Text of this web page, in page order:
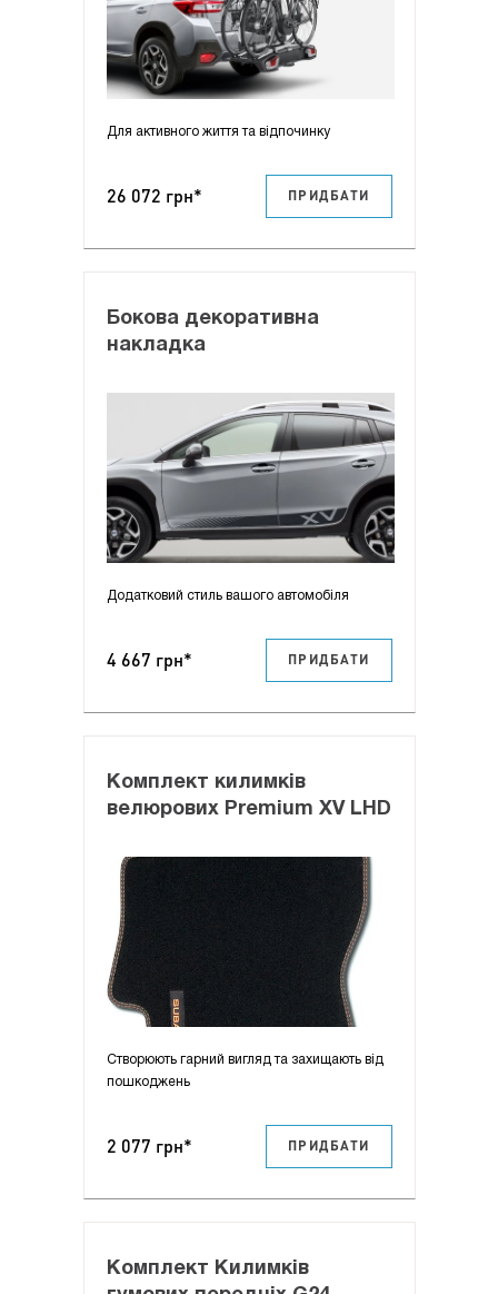
Для активного життя та відпочинку
26 072 грн* ПРИДБАТИ
Бокова декоративна
накладка
Додатковий стиль вашого автомобіля
4 667 грн* ПРИДБАТИ
Комплект килимків
велюрових Premium XV LHD
Створюють гарний вигляд та захищають від
пошкоджень
2 077 грн* ПРИДБАТИ
Комплект Килимків